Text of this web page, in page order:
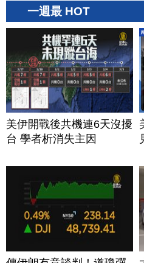
一週最 HOT
美伊開戰後共機連6天沒擾
台 學者析消失主因